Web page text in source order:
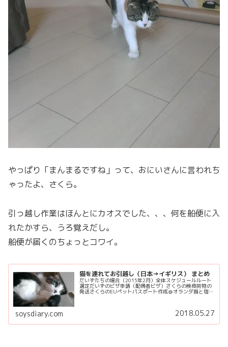
やっぱり「まんまるですね」って、おにいさんに言われち
ゃったよ、さくら。
引っ越し作業はほんとにカオスでした、、、何を船便に入
れたかすら、うろ覚えだし。
船便が届くのちょっとコワイ。
猫を連れてお引越し（日本→イギリス） まとめ
だいずたちの場合（2015年2月）全体スケジュールルート
選定だいずのビザ申請（配偶者ビザ）さくらの検疫荷物の
発送さくらのEUペットパスポート作成＠オランダ猫と宿泊
soysdiary.com 2018.05.27